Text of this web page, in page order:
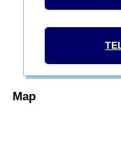
Map